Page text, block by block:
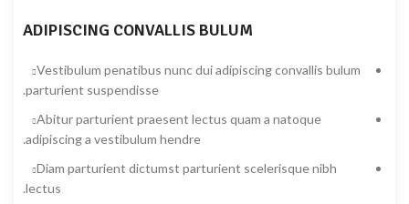
ADIPISCING CONVALLIS BULUM
Vestibulum penatibus nunc dui adipiscing convallis bulum
parturient suspendisse.
Abitur parturient praesent lectus quam a natoque
adipiscing a vestibulum hendre.
Diam parturient dictumst parturient scelerisque nibh
lectus.